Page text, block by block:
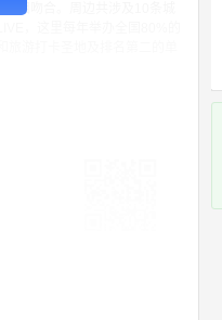
相吻合。周边共涉及10条城